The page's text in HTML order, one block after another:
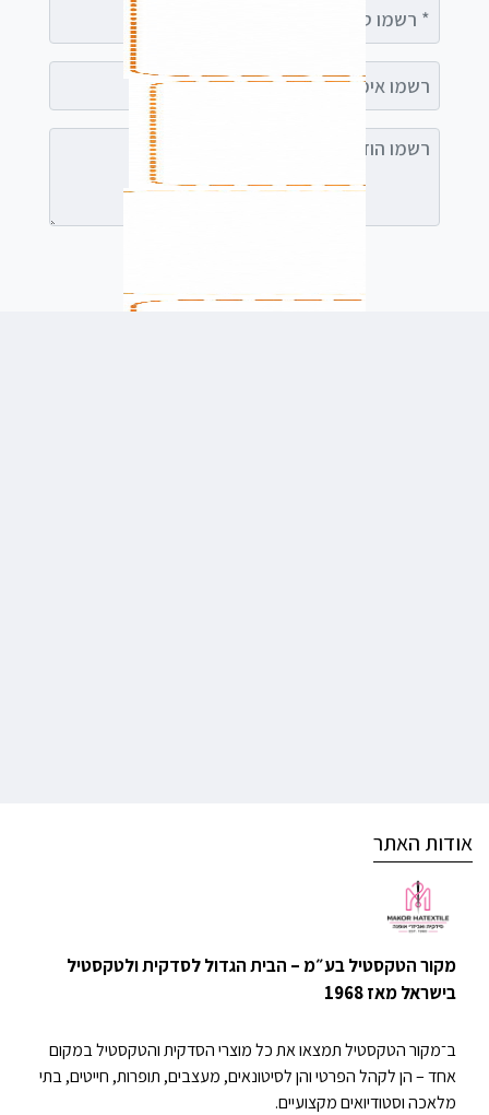
רשמו אימייל (אופציונלי)
רשמו הודעה (אופציונלי)
אודות האתר
מקור הטקסטיל בע״מ – הבית הגדול לסדקית ולטקסטיל
בישראל מאז 1968
ב־מקור הטקסטיל תמצאו את כל מוצרי הסדקית והטקסטיל במקום
אחד – הן לקהל הפרטי והן לסיטונאים, מעצבים, תופרות, חייטים, בתי
מלאכה וסטודיואים מקצועיים.